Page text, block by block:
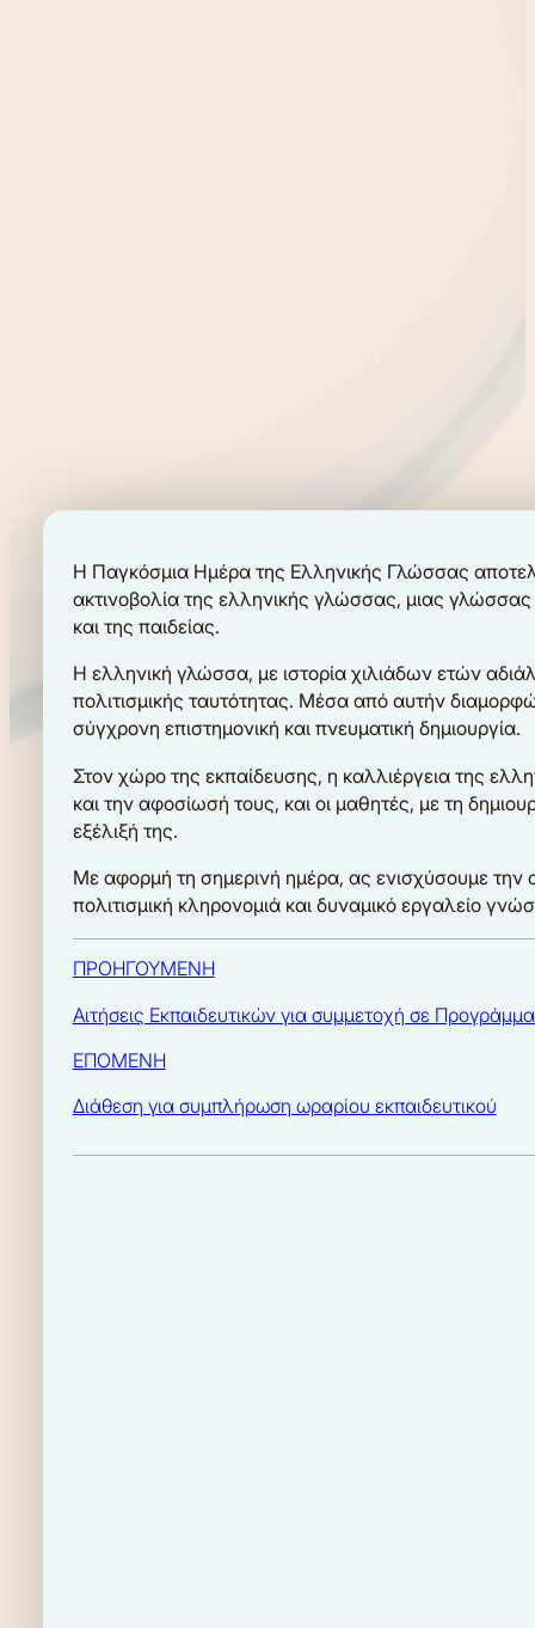
Η Παγκόσμια Ημέρα της Ελληνικής Γλώσσας
ακτινοβολία της ελληνικής γλώσσας, μιας
και της παιδείας.
Η ελληνική γλώσσα, με ιστορία χιλιάδων ετών
πολιτισμικής ταυτότητας. Μέσα από αυτήν
σύγχρονη επιστημονική και πνευματική δημιουργία.
Στον χώρο της εκπαίδευσης, η καλλιέργεια της
και την αφοσίωσή τους, και οι μαθητές, με τη
εξέλιξή της.
Με αφορμή τη σημερινή ημέρα, ας ενισχύσουμε
πολιτισμική κληρονομιά και δυναμικό εργαλείο
ΠΡΟΗΓΟΥΜΕΝΗ
Αιτήσεις Εκπαιδευτικών για συμμετοχή σε
ΕΠΟΜΕΝΗ
Διάθεση για συμπλήρωση ωραρίου εκπαιδευτικού